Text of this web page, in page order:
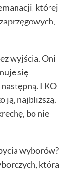
której
wyjścia. Oni
się
I KO
ją, najbliższą.
bo nie
wyborów?
która